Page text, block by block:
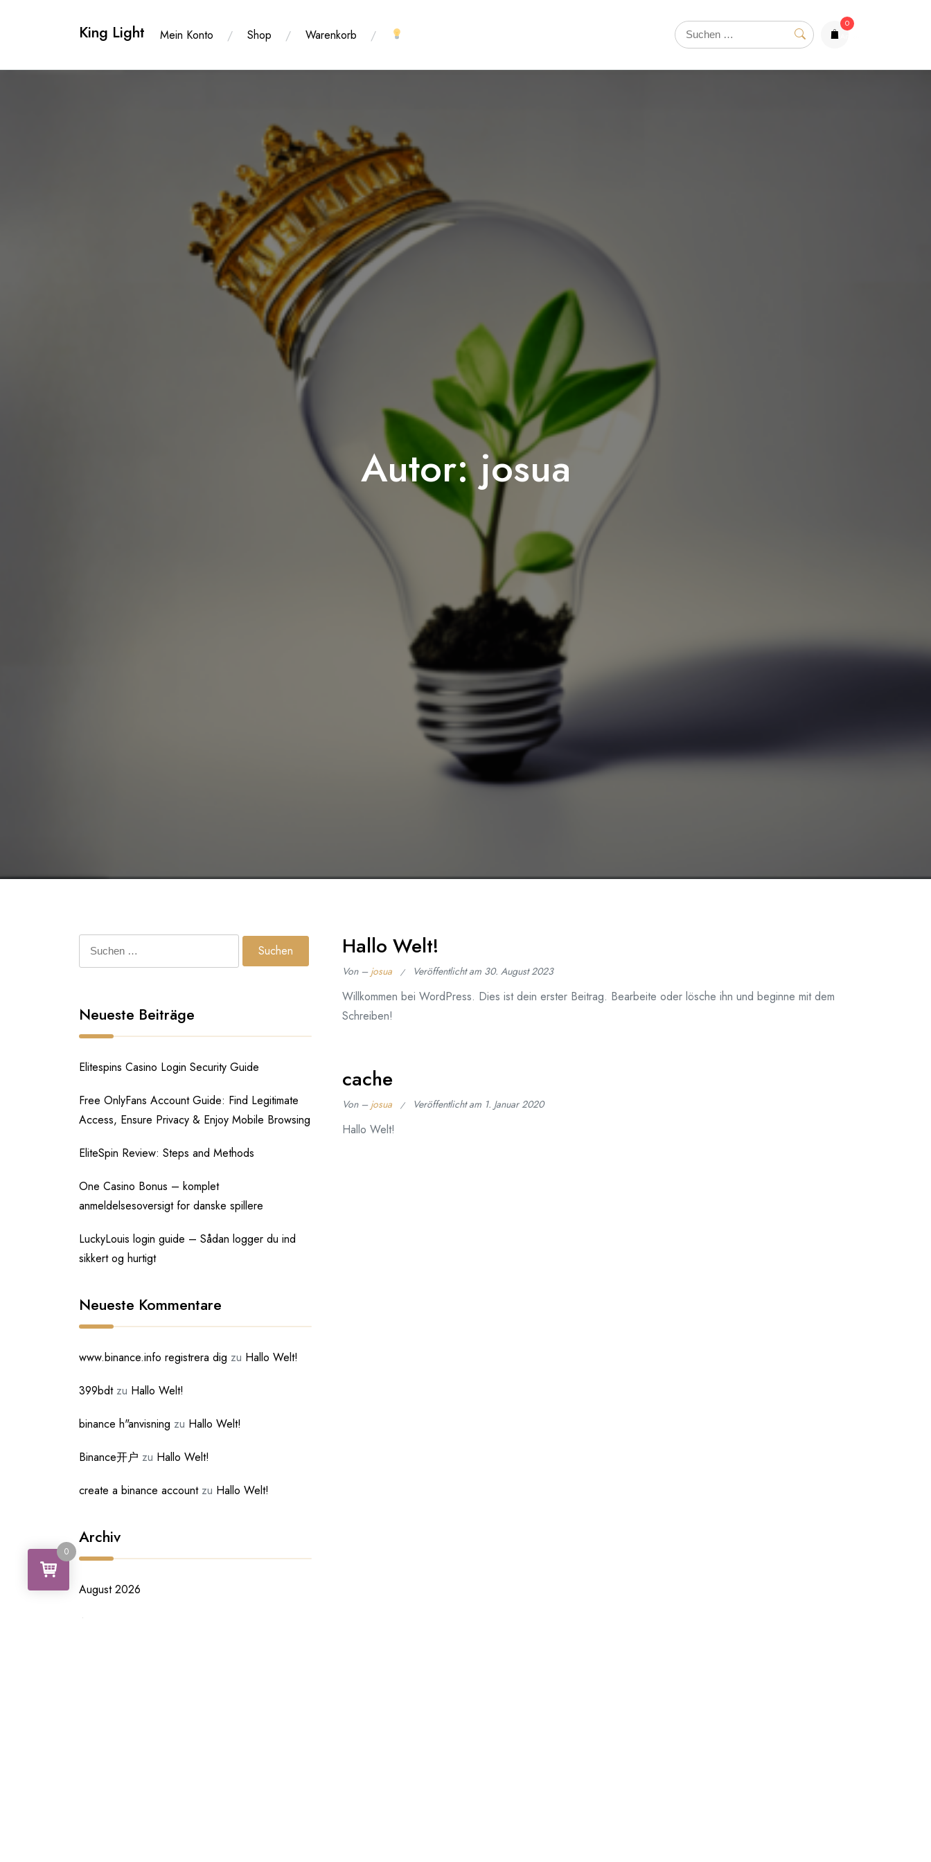
King Light Mein Konto Shop Warenkorb
0
Autor:josua
Hallo Welt!
Von – josua Veröffentlicht am 30. August 2023
Willkommen bei WordPress. Dies ist dein erster Beitrag. Bearbeite oder lösche ihn und beginne mit dem
Schreiben!
cache
Von – josua Veröffentlicht am 1. Januar 2020
Hallo Welt!
Suchen
nach:
Neueste Beiträge
Elitespins Casino Login Security Guide
Free OnlyFans Account Guide: Find Legitimate
Access, Ensure Privacy & Enjoy Mobile Browsing
EliteSpin Review: Steps and Methods
One Casino Bonus – komplet
anmeldelsesoversigt for danske spillere
LuckyLouis login guide – Sådan logger du ind
sikkert og hurtigt
Neueste Kommentare
www.binance.info registrera dig zu Hallo Welt!
399bdtzu Hallo Welt!
binance h"anvisning zu Hallo Welt!
Binance开户 zu Hallo Welt!
create a binance accountzu Hallo Welt!
Archiv
August 2026
August 2023
0